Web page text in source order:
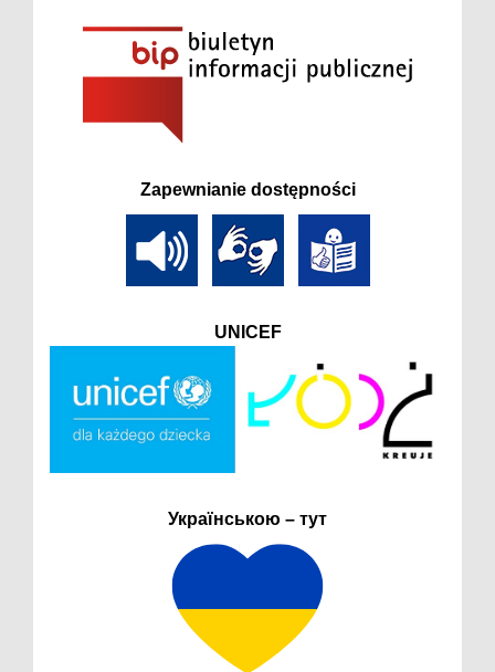
Zapewnianie dostępności
UNICEF
Українською – тут